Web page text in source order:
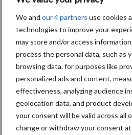
We and our 4 partners use cookies
technologies to improve your
may store and/or access
process the personal data, such as
browsing data, for purposes like
personalized ads and content,
effectiveness, analyzing audience
geolocation data, and product
your consent will be valid across all
change or withdraw your consent
AVP in
dat alertheid
zeker nu
Themapagina
Diergezondheid